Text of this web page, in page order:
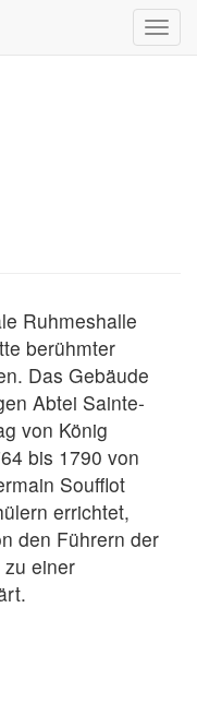
Ruhmeshalle
berühmter
Das Gebäude
Abtei Sainte-
von König
bis 1790 von
Soufflot
errichtet,
den Führern der
einer